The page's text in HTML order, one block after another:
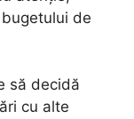
de
să decidă
cu alte